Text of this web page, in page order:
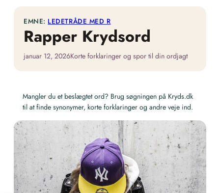
EMNE: LEDETRÅDE MED R
Rapper Krydsord
januar 12, 2026Korte forklaringer og spor til din ordjagt
Mangler du et beslægtet ord? Brug søgningen på Kryds.dk
til at finde synonymer, korte forklaringer og andre veje ind.